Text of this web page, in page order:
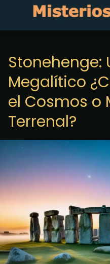
Stonehenge:
Megalítico
el Cosmos o
Terrenal?